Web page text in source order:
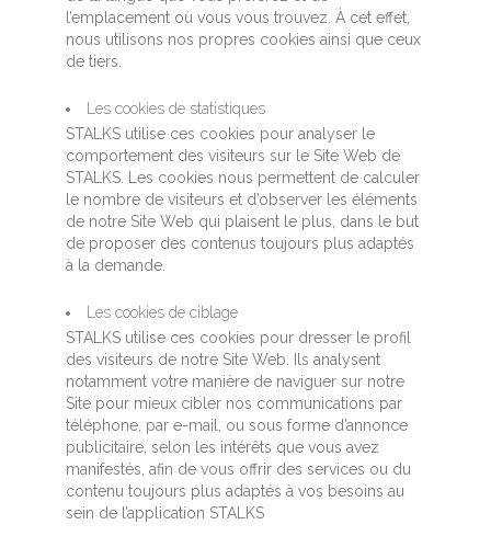
l’emplacement où vous vous trouvez. À cet effet,
nous utilisons nos propres cookies ainsi que ceux
de tiers.
Les cookies de statistiques
STALKS utilise ces cookies pour analyser le
comportement des visiteurs sur le Site Web de
STALKS. Les cookies nous permettent de calculer
le nombre de visiteurs et d’observer les éléments
de notre Site Web qui plaisent le plus, dans le but
de proposer des contenus toujours plus adaptés
à la demande.
Les cookies de ciblage
STALKS utilise ces cookies pour dresser le profil
des visiteurs de notre Site Web. Ils analysent
notamment votre manière de naviguer sur notre
Site pour mieux cibler nos communications par
téléphone, par e-mail, ou sous forme d’annonce
publicitaire, selon les intérêts que vous avez
manifestés, afin de vous offrir des services ou du
contenu toujours plus adaptés à vos besoins au
sein de l’application STALKS